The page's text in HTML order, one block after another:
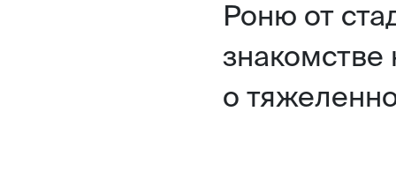
Роню от
знакомстве
о